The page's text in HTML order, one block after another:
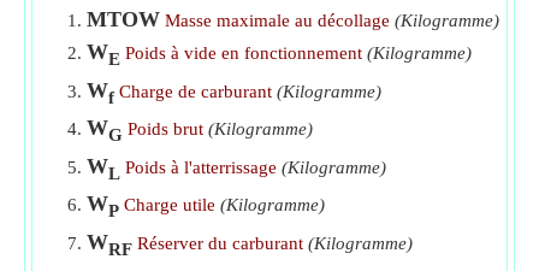
Poids brut
Poids de carburant nul compte tenu de la réserve et du
poids à l'atterrissage
Poids de carburant nul étant donné le carburant de
Poids zéro carburant
MTOW Masse maximale au décollage (Kilogramme)
WE Poids à vide en fonctionnement (Kilogramme)
Wf Charge de carburant (Kilogramme)
WG Poids brut (Kilogramme)
WL Poids à l'atterrissage (Kilogramme)
WP Charge utile (Kilogramme)
WRF Réserver du carburant (Kilogramme)